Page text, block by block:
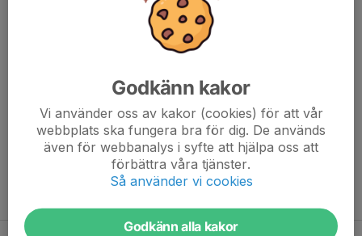
Kommentarer
Godkänn kakor
Vi använder oss av kakor (cookies) för att vår
webbplats ska fungera bra för dig. De används
även för webbanalys i syfte att hjälpa oss att
förbättra våra tjänster.
Så använder vi cookies
Godkänn alla kakor